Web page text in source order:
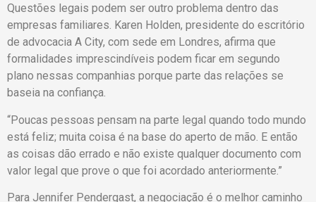
Questões legais podem ser outro problema dentro das
empresas familiares. Karen Holden, presidente do escritório
de advocacia A City, com sede em Londres, afirma que
formalidades imprescindíveis podem ficar em segundo
plano nessas companhias porque parte das relações se
baseia na confiança.
“Poucas pessoas pensam na parte legal quando todo mundo
está feliz; muita coisa é na base do aperto de mão. E então
as coisas dão errado e não existe qualquer documento com
valor legal que prove o que foi acordado anteriormente.”
Para Jennifer Pendergast, a negociação é o melhor caminho